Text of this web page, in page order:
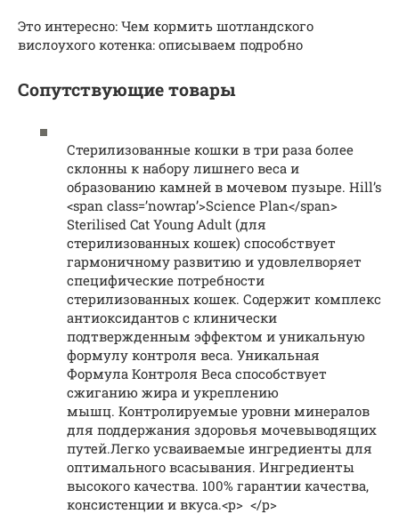
Это интересно: Чем кормить шотландского
вислоухого котенка: описываем подробно
Сопутствующие товары
Стерилизованные кошки в три раза более
склонны к набору лишнего веса и
образованию камней в мочевом пузыре. Hill’s
<span class=’nowrap’>Science Plan</span>
Sterilised Cat Young Adult (для
стерилизованных кошек) способствует
гармоничному развитию и удовлелворяет
специфические потребности
стерилизованных кошек. Содержит комплекс
антиоксидантов с клинически
подтвержденным эффектом и уникальную
формулу контроля веса. Уникальная
Формула Контроля Веса способствует
сжиганию жира и укреплению
мышц. Контролируемые уровни минералов
для поддержания здоровья мочевыводящих
путей.Легко усваиваемые ингредиенты для
оптимального всасывания. Ингредиенты
высокого качества. 100% гарантии качества,
консистенции и вкуса.<p> </p>